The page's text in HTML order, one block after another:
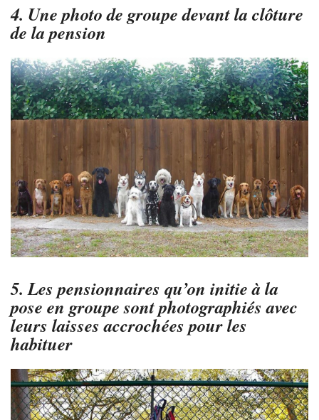
4. Une photo de groupe devant la clôture
de la pension
5. Les pensionnaires qu’on initie à la
pose en groupe sont photographiés avec
leurs laisses accrochées pour les
habituer